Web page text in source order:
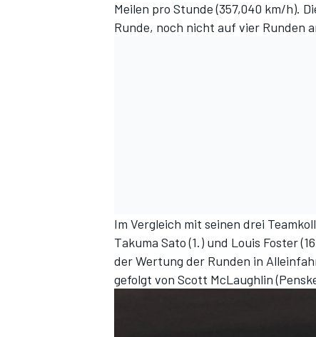
Meilen pro Stunde (357,040 km/h).
Runde, noch nicht auf vier Runden
Im Vergleich mit seinen drei
Takuma Sato (1.) und Louis Foster
der Wertung der Runden in
gefolgt von Scott McLaughlin